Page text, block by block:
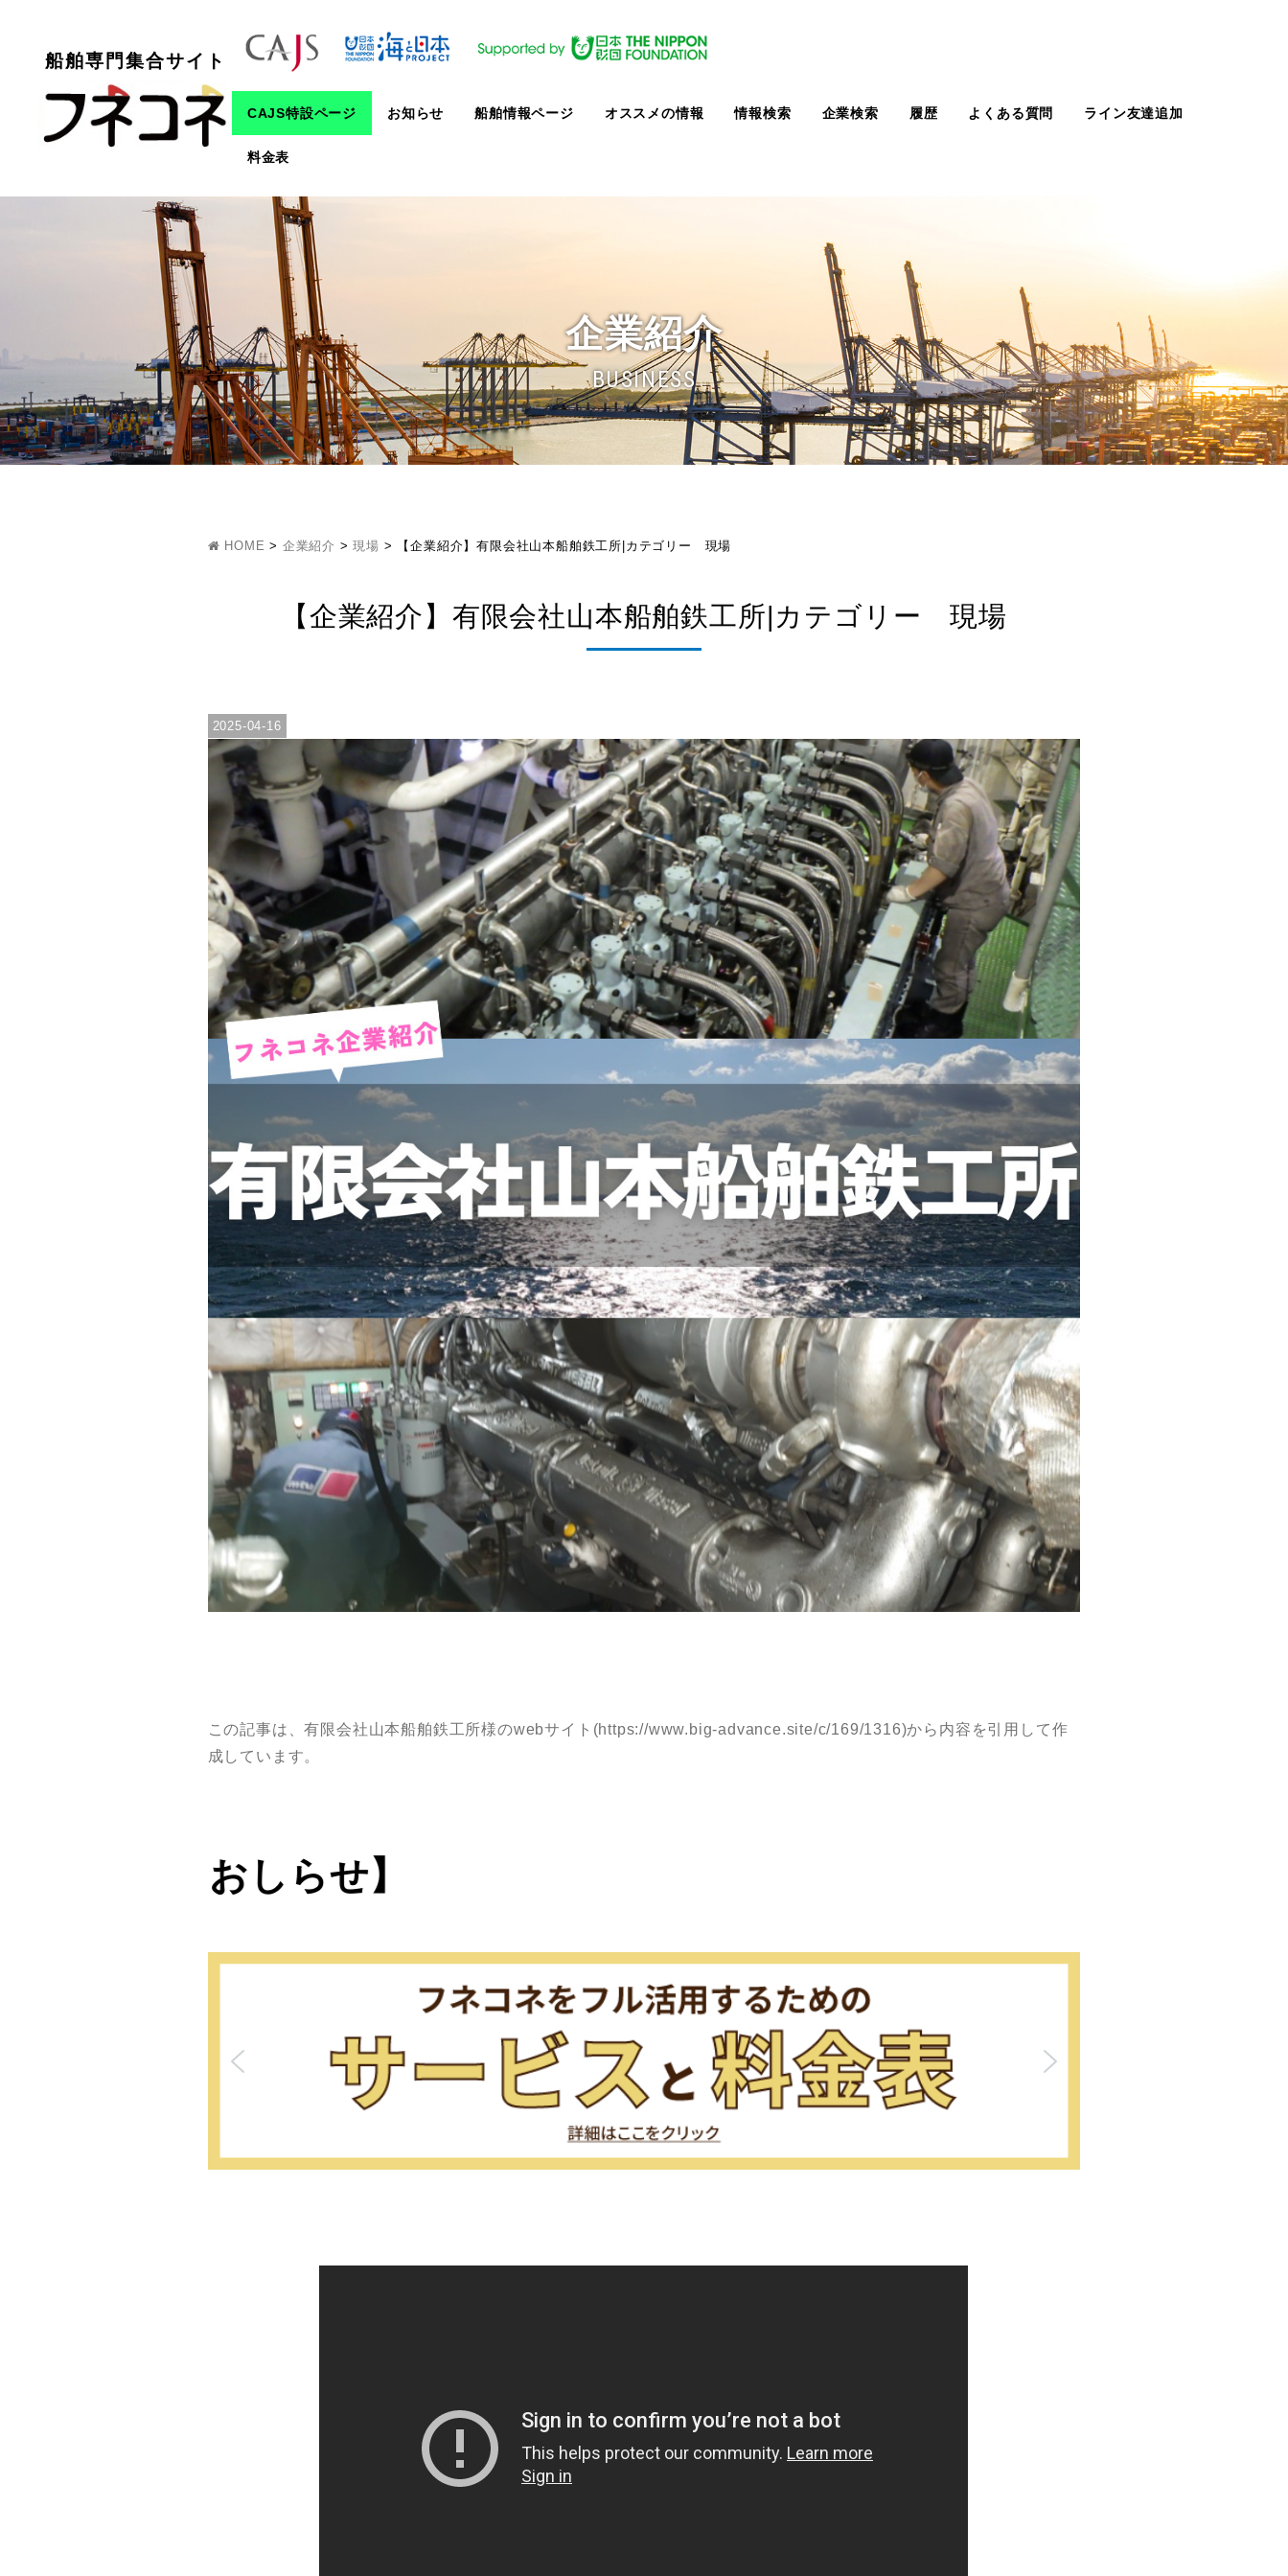
船舶専門集合サイト
CAJS特設ページ お知らせ 船舶情報ページ オススメの情報 情報検索 企業検索 履歴 よくある質問 ライン友達追加
料金表
企業紹介
BUSINESS
HOME > 企業紹介 >現場 > 【企業紹介】有限会社山本船舶鉄工所|カテゴリー 現場
【企業紹介】有限会社山本船舶鉄工所|カテゴリー 現場
2025-04-16
この記事は、有限会社山本船舶鉄工所様のwebサイト(https://www.big-advance.site/c/169/1316)から内容を引用して作
成しています。